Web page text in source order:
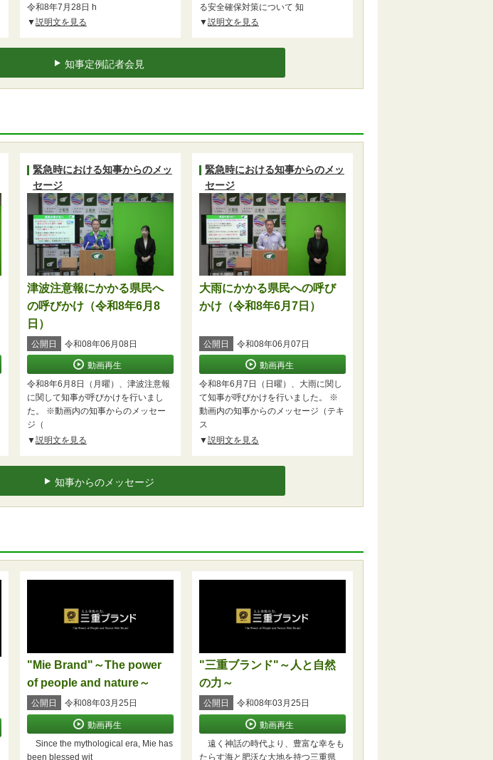
令和8年7月28日 h
説明文を見る
る安全確保対策について 知
説明文を見る
知事定例記者会見
緊急時における知事からのメッ
セージ
津波注意報にかかる県民へ
の呼びかけ（令和8年6月8
日）
公開日 令和08年06月08日
動画再生
令和8年6月8日（月曜）、津波注意報
に関して知事が呼びかけを行いまし
た。 ※動画内の知事からのメッセー
ジ（
説明文を見る
緊急時における知事からのメッ
セージ
大雨にかかる県民への呼び
かけ（令和8年6月7日）
公開日 令和08年06月07日
動画再生
令和8年6月7日（日曜）、大雨に関し
て知事が呼びかけを行いました。 ※
動画内の知事からのメッセージ（テキ
ス
説明文を見る
知事からのメッセージ
"Mie Brand"～The power
of people and nature～
公開日 令和08年03月25日
動画再生
Since the mythological era, Mie has
been blessed wit
"三重ブランド"～人と自然
の力～
公開日 令和08年03月25日
動画再生
遠く神話の時代より、豊富な幸をも
たらす海と肥沃な大地を持つ三重県